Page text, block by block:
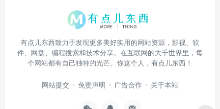
有点儿东西致力于发现更多美好实用的网站资源，影视、软
件、网盘、编程搜索和技术分享。在互联网的大千世界里，每
个网站都有自己独特的光芒。你这个人，有点儿东西！
网站提交 免责声明 广告合作 关于本站